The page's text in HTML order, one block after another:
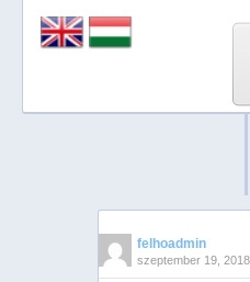
felhoadmin
szeptember 19, 2018